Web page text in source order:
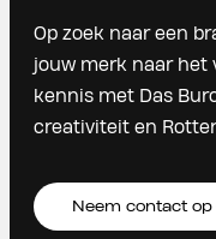
Op zoek naar een
jouw merk naar het
kennis met Das
creativiteit en
Neem contact op